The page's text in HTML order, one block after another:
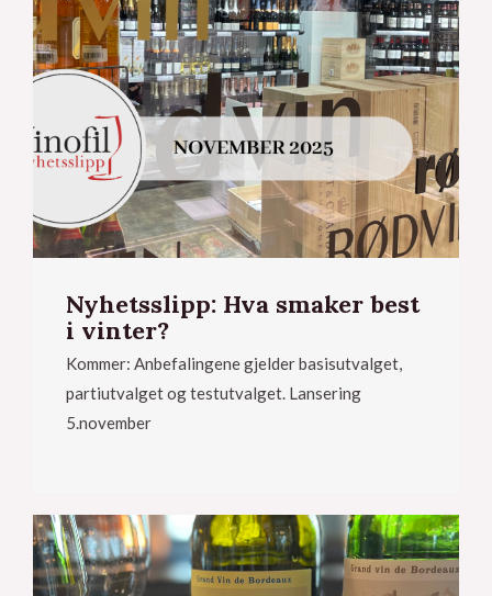
Nyhetsslipp: Hva smaker best
i vinter?
Kommer: Anbefalingene gjelder basisutvalget,
partiutvalget og testutvalget. Lansering
5.november